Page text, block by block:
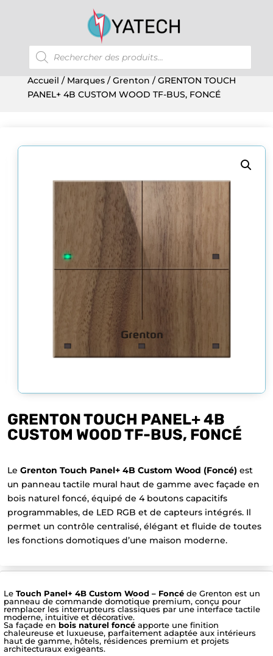
Recherche
de
produits
Accueil / Marques/Grenton / GRENTON TOUCH
PANEL+ 4B CUSTOM WOOD TF-BUS, FONCÉ
GRENTON TOUCH PANEL+ 4B
CUSTOM WOOD TF-BUS, FONCÉ
Le Grenton Touch Panel+ 4B Custom Wood (Foncé) est
un panneau tactile mural haut de gamme avec façade en
bois naturel foncé, équipé de 4 boutons capacitifs
programmables, de LED RGB et de capteurs intégrés. Il
permet un contrôle centralisé, élégant et fluide de toutes
les fonctions domotiques d’une maison moderne.
Le Touch Panel+ 4B Custom Wood – Foncé de Grenton est un
panneau de commande domotique premium, conçu pour
remplacer les interrupteurs classiques par une interface tactile
moderne, intuitive et décorative.
Sa façade en bois naturel foncé apporte une finition
chaleureuse et luxueuse, parfaitement adaptée aux intérieurs
haut de gamme, hôtels, résidences premium et projets
architecturaux exigeants.